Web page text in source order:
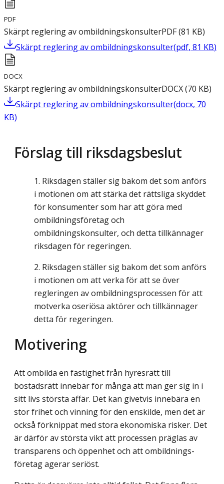
PDF
Skärpt reglering av ombildningskonsulterPDF(81 KB)
Skärpt reglering av ombildningskonsulter(pdf, 81 KB)
DOCX
Skärpt reglering av ombildningskonsulterDOCX(70 KB)
Skärpt reglering av ombildningskonsulter(docx, 70
KB)
Förslag till riksdagsbeslut
Riksdagen ställer sig bakom det som anförs
i motionen om att stärka det rättsliga skyddet
för konsumenter som har att göra med
ombildningsföretag och
ombildningskonsulter, och detta tillkännager
riksdagen för regeringen.
Riksdagen ställer sig bakom det som anförs
i motionen om att verka för att se över
regleringen av ombildningsprocessen för att
motverka oseriösa aktörer och tillkännager
detta för regeringen.
Motivering
Att ombilda en fastighet från hyresrätt till
bostadsrätt innebär för många att man ger sig in i
sitt livs största affär. Det kan givetvis innebära en
stor frihet och vinning för den enskilde, men det är
också förknippat med stora ekonomiska risker. Det
är därför av största vikt att processen präglas av
transparens och öppenhet och att ombildnings­
företag agerar seriöst.